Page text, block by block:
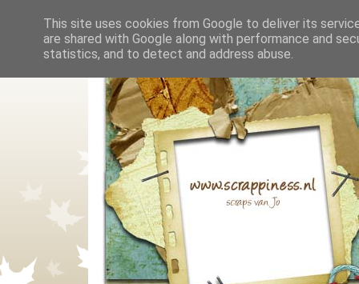
This site uses cookies from Google to deliver its
are shared with Google along with performance and
statistics, and to detect and address abuse.